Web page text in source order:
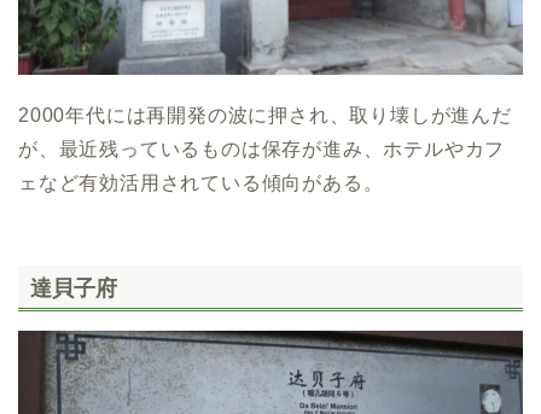
2000年代には再開発の波に押され、取り壊しが進んだ
が、最近残っているものは保存が進み、ホテルやカフ
ェなど有効活用されている傾向がある。
達貝子府